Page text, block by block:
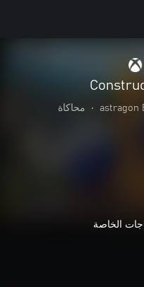
astragon
• محاكاة